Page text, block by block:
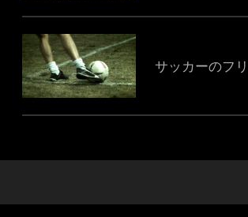
サッカーのフ